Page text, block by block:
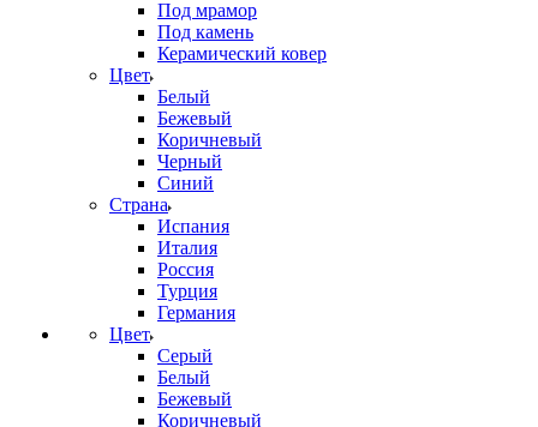
Под мрамор
Под камень
Керамический ковер
Цвет
Белый
Бежевый
Коричневый
Черный
Синий
Страна
Испания
Италия
Россия
Турция
Германия
Цвет
Серый
Белый
Бежевый
Коричневый